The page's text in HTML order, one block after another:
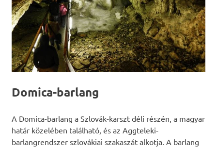
Domica-barlang
A Domica-barlang a Szlovák-karszt déli részén, a magyar
határ közelében található, és az Aggteleki-
barlangrendszer szlovákiai szakaszát alkotja. A barlang